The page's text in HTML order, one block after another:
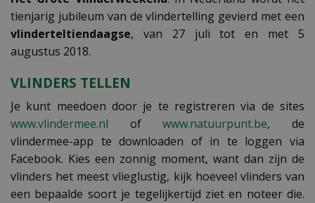
tienjarig jubileum van de vlindertelling gevierd met een
vlinderteltiendaagse, van 27 juli tot en met 5
augustus 2018.
VLINDERS TELLEN
Je kunt meedoen door je te registreren via de sites
www.vlindermee.nl ofwww.natuurpunt.be, de
vlindermee-app te downloaden of in te loggen via
Facebook. Kies een zonnig moment, want dan zijn de
vlinders het meest vlieglustig, kijk hoeveel vlinders van
een bepaalde soort je tegelijkertijd ziet en noteer die.